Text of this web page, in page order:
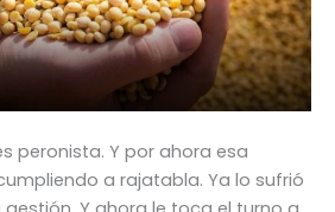
peronista. Y por ahora esa
a rajatabla. Ya lo sufrió